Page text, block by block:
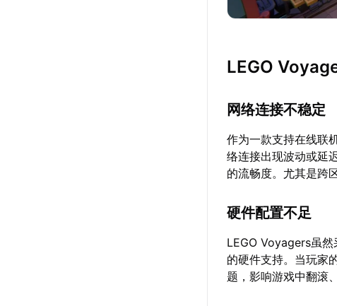
LEGO
网络连接不稳定
作为一款支持在线联
络连接出现波动或延
的流畅度。尤其是跨
硬件配置不足
LEGO Voyagers虽
的硬件支持。当玩家
题，影响游戏中翻滚